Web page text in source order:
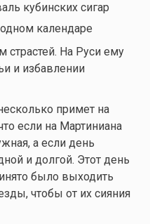
кубинских сигар
календаре
страстей. На Руси ему
и избавлении
примет на
если на Мартиниана
а если день
и долгой. Этот день
было выходить
чтобы от их сияния